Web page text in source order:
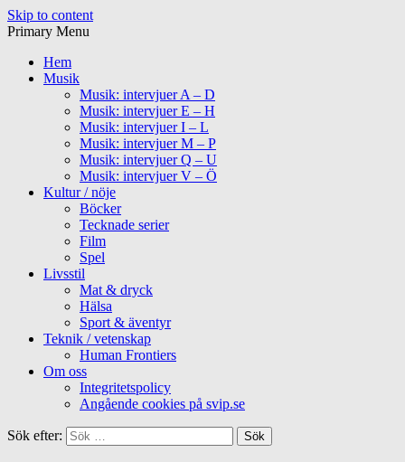
Skip to content
Primary Menu
Hem
Musik
Musik: intervjuer A – D
Musik: intervjuer E – H
Musik: intervjuer I – L
Musik: intervjuer M – P
Musik: intervjuer Q – U
Musik: intervjuer V – Ö
Kultur / nöje
Böcker
Tecknade serier
Film
Spel
Livsstil
Mat & dryck
Hälsa
Sport & äventyr
Teknik / vetenskap
Human Frontiers
Om oss
Integritetspolicy
Angående cookies på svip.se
Sök efter: